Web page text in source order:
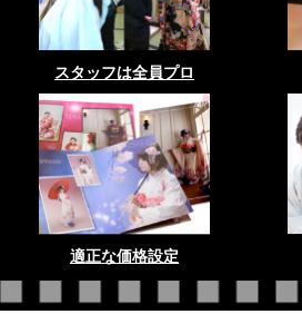
スタッフは全員プロ
適正な価格設定